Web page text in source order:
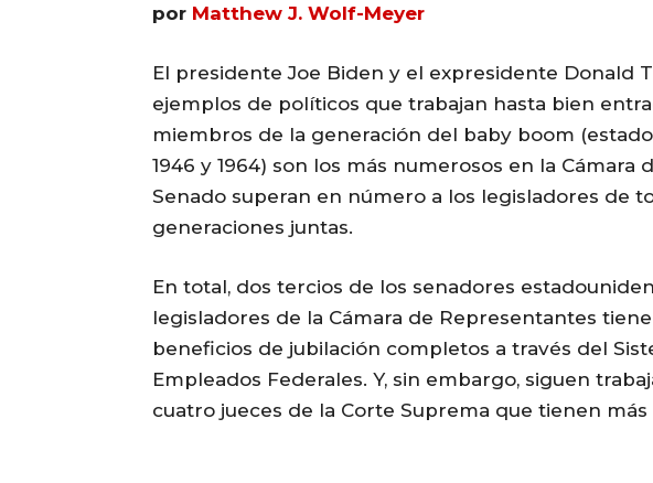
por Matthew J. Wolf-Meyer
El presidente Joe Biden y el expresidente Donald
ejemplos de políticos que trabajan hasta bien
miembros de la generación del baby boom
1946 y 1964) son los más numerosos en la Cámara
Senado superan en número a los legisladores de
generaciones juntas.
En total, dos tercios de los senadores
legisladores de la Cámara de Representantes
beneficios de jubilación completos a través del
Empleados Federales. Y, sin embargo, siguen
cuatro jueces de la Corte Suprema que tienen más